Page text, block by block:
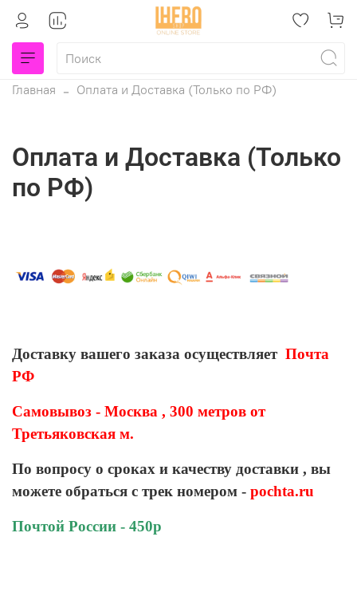
Главная Оплата и Доставка (Только по РФ)
Оплата и Доставка (Только
по РФ)
Доставку вашего заказа осуществляет Почта
РФ
Самовывоз - Москва , 300 метров от
Третьяковская м.
По вопросу о сроках и качеству доставки , вы
можете обраться с трек номером - pochta.ru
Почтой России - 450р